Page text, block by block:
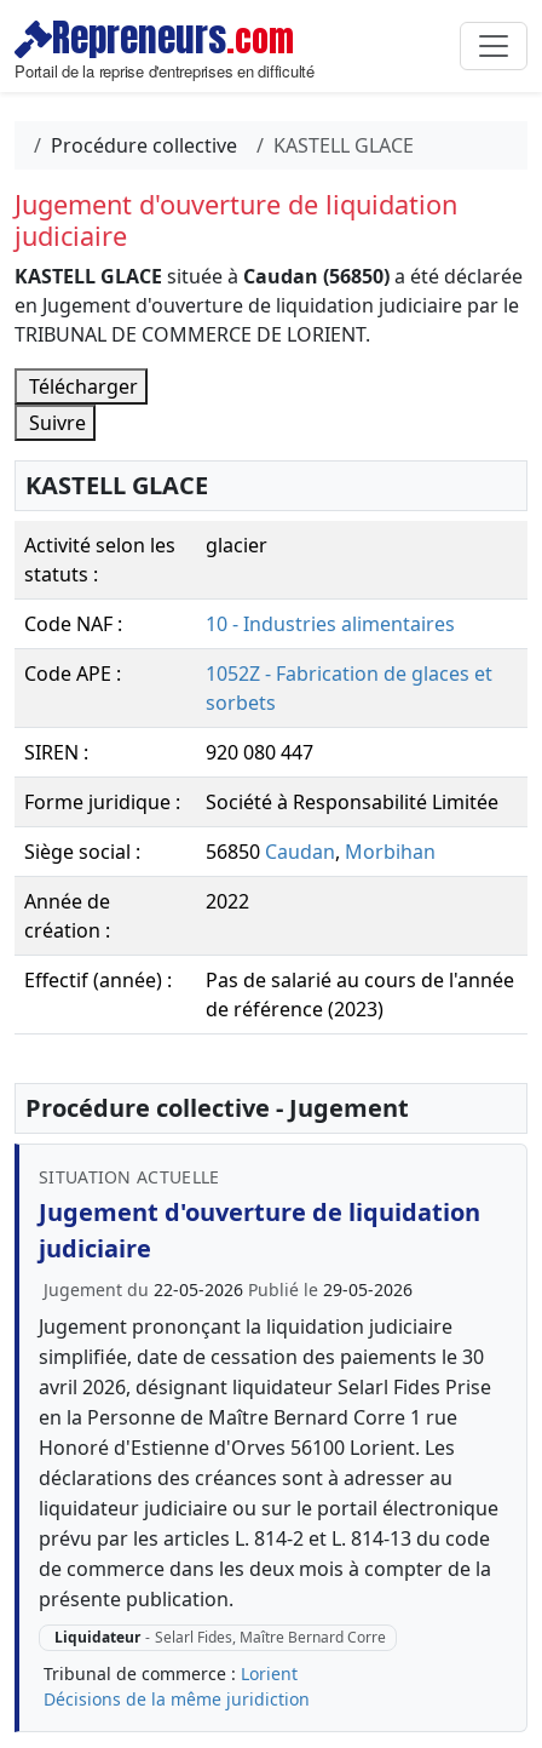
Repreneurs.com
Portail de la reprise d'entreprises en difficulté
Procédure collective KASTELL GLACE
Jugement d'ouverture de liquidation
judiciaire
KASTELL GLACE située à Caudan (56850)a été déclarée
en Jugement d'ouverture de liquidation judiciaire par le
TRIBUNAL DE COMMERCE DE LORIENT.
Télécharger
Suivre
KASTELL GLACE
Activité selon les
statuts :
glacier
Code NAF :
10 - Industries alimentaires
Code APE :
1052Z - Fabrication de glaces et
sorbets
SIREN :
920 080 447
Forme juridique :
Société à Responsabilité Limitée
Siège social :
56850 Caudan, Morbihan
Année de
création :
2022
Effectif (année) :
Pas de salarié au cours de l'année
de référence (2023)
Procédure collective - Jugement
SITUATION ACTUELLE
Jugement d'ouverture de liquidation
judiciaire
Jugement du 22-05-2026 Publié le 29-05-2026
Jugement prononçant la liquidation judiciaire
simplifiée, date de cessation des paiements le 30
avril 2026, désignant liquidateur Selarl Fides Prise
en la Personne de Maître Bernard Corre 1 rue
Honoré d'Estienne d'Orves 56100 Lorient. Les
déclarations des créances sont à adresser au
liquidateur judiciaire ou sur le portail électronique
prévu par les articles L. 814-2 et L. 814-13 du code
de commerce dans les deux mois à compter de la
présente publication.
Liquidateur - Selarl Fides, Maître Bernard Corre
Tribunal de commerce : Lorient
Décisions de la même juridiction